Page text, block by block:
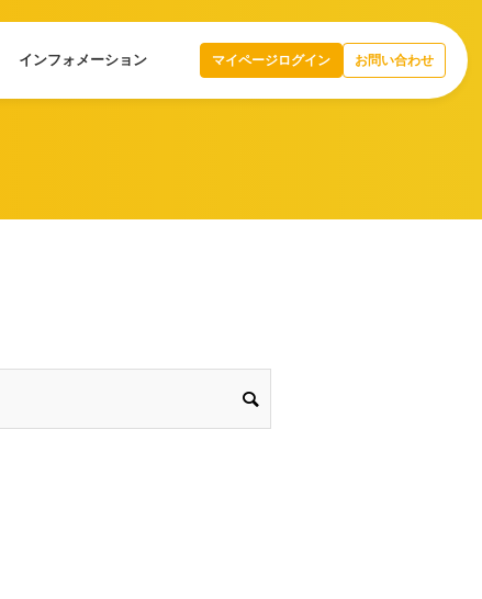
インフォメーション マイページログイン お問い合わせ